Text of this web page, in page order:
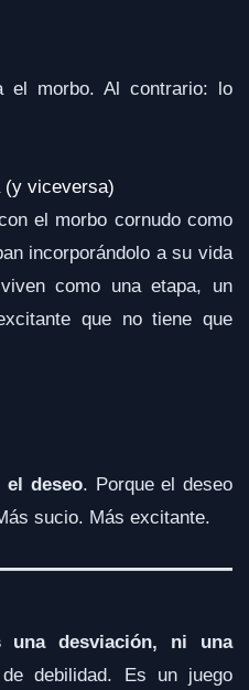
el morbo. Al contrario: lo
(y viceversa)
el morbo cornudo como
incorporándolo a su vida
como una etapa, un
que no tiene que
el deseo. Porque el deseo
sucio. Más excitante.
una desviación, ni una
debilidad. Es un juego